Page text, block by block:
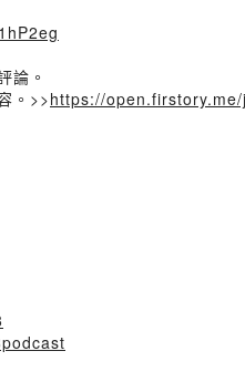
論。
。>>https://